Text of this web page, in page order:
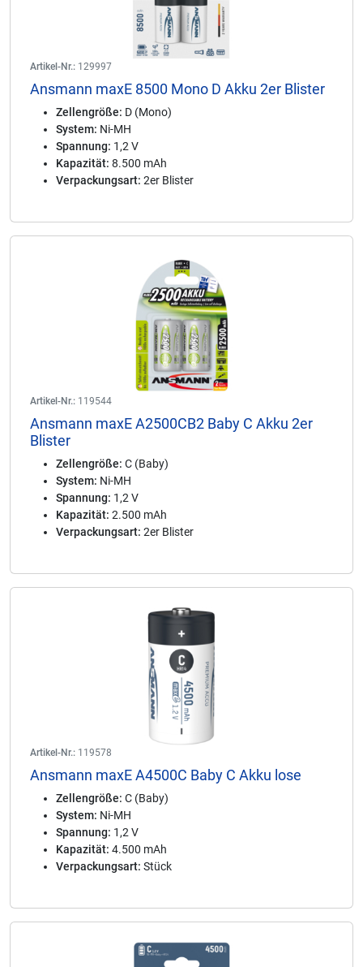
Artikel-Nr.: 129997
Ansmann maxE 8500 Mono D Akku 2er Blister
Zellengröße: D (Mono)
System: Ni-MH
Spannung: 1,2 V
Kapazität: 8.500 mAh
Verpackungsart: 2er Blister
Artikel-Nr.: 119544
Ansmann maxE A2500CB2 Baby C Akku 2er
Blister
Zellengröße: C (Baby)
System: Ni-MH
Spannung: 1,2 V
Kapazität: 2.500 mAh
Verpackungsart: 2er Blister
Artikel-Nr.: 119578
Ansmann maxE A4500C Baby C Akku lose
Zellengröße: C (Baby)
System: Ni-MH
Spannung: 1,2 V
Kapazität: 4.500 mAh
Verpackungsart: Stück